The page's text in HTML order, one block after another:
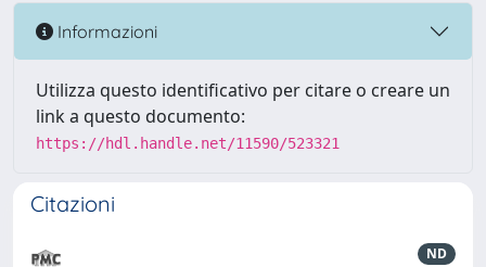
Informazioni
Utilizza questo identificativo per citare o creare un
link a questo documento:
https://hdl.handle.net/11590/523321
Citazioni
ND